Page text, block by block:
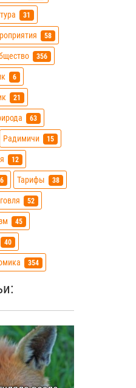
31
58
356
6
21
63
Радимичи 15
12
Тарифы 38
52
45
40
354